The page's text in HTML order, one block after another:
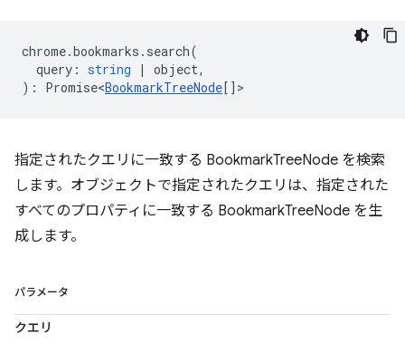
chrome.bookmarks . search(
query : string | object,
) : Promise<BookmarkTreeNode [] >
指定されたクエリに一致する BookmarkTreeNode を検索
します。オブジェクトで指定されたクエリは、指定された
すべてのプロパティに一致する BookmarkTreeNode を生
成します。
パラメータ
クエリ